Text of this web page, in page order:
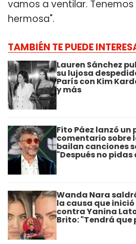
vamos a ventilar.
hermosa".
TAMBIÉN TE PUEDE
Lauren Sánchez
su lujosa
París con Kim
y más
Fito Páez lanzó un
comentario sobre
bailan canciones
"Después no
Wanda Nara
la causa que inició
contra Yanina
Brito: "Tendrá que